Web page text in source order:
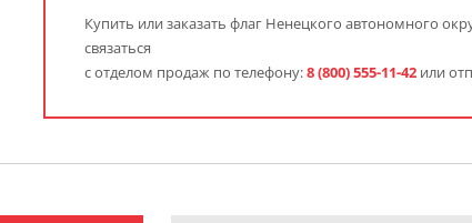
Купить или заказать флаг Ненецкого автономного
связаться
с отделом продаж по телефону:8 (800) 555-11-42 или